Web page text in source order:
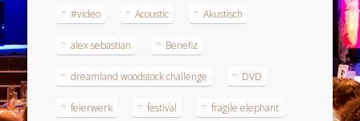
#video Acoustic Akustisch
alex sebastian Benefiz
dreamland woodstock challenge DVD
feierwerk festival fragile elephant